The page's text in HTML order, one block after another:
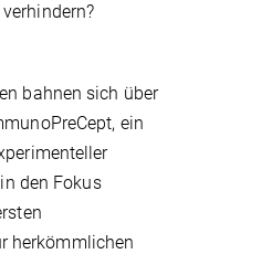
bahnen sich über
ein
den Fokus
herkömmlichen